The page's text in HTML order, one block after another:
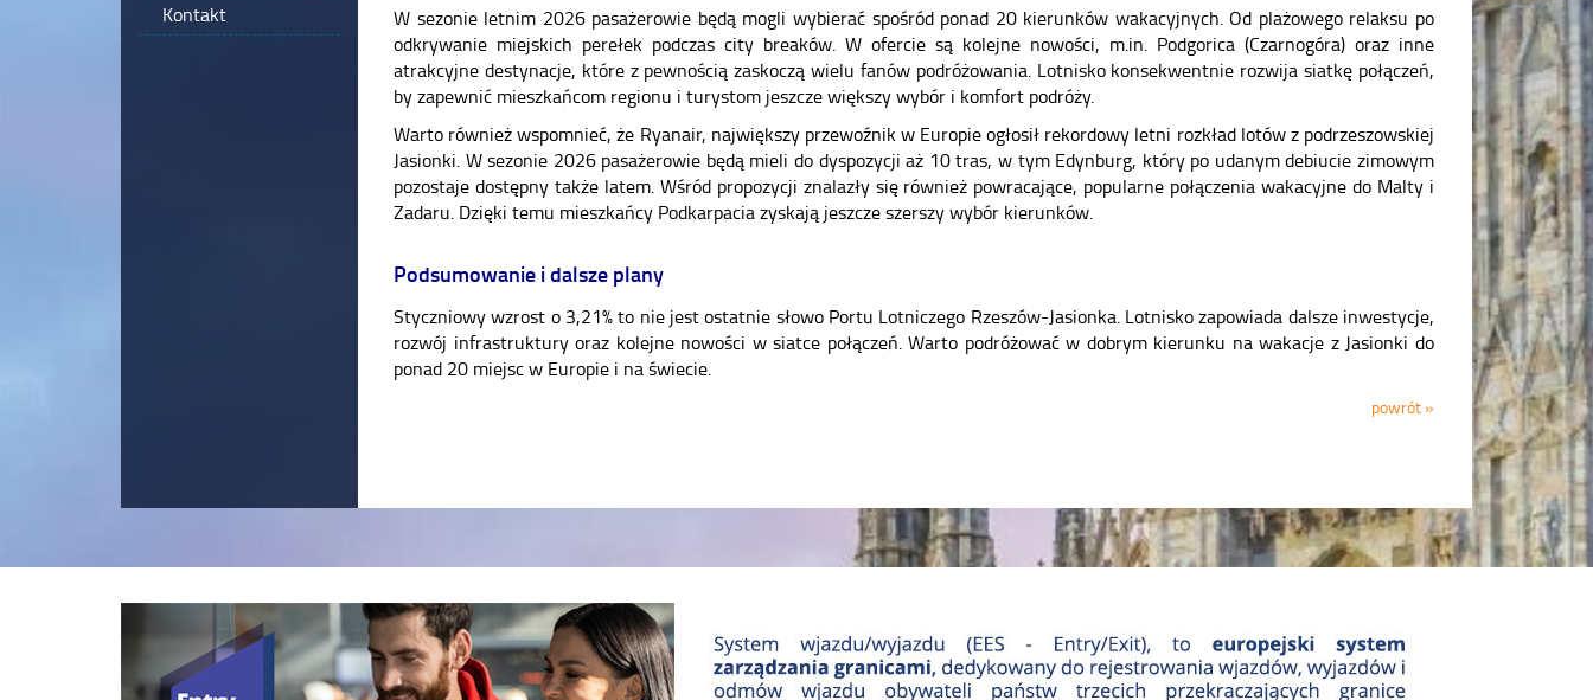
Kontakt
W sezonie letnim 2026 pasażerowie będą mogli wybierać spośród ponad 20 kierunków wakacyjnych. Od plażowego relaksu po
odkrywanie miejskich perełek podczas city breaków. W ofercie są kolejne nowości, m.in. Podgorica (Czarnogóra) oraz inne
atrakcyjne destynacje, które z pewnością zaskoczą wielu fanów podróżowania. Lotnisko konsekwentnie rozwija siatkę połączeń,
by zapewnić mieszkańcom regionu i turystom jeszcze większy wybór i komfort podróży.
Warto również wspomnieć, że Ryanair, największy przewoźnik w Europie ogłosił rekordowy letni rozkład lotów z podrzeszowskiej
Jasionki. W sezonie 2026 pasażerowie będą mieli do dyspozycji aż 10 tras, w tym Edynburg, który po udanym debiucie zimowym
pozostaje dostępny także latem. Wśród propozycji znalazły się również powracające, popularne połączenia wakacyjne do Malty i
Zadaru. Dzięki temu mieszkańcy Podkarpacia zyskają jeszcze szerszy wybór kierunków.
Podsumowanie i dalsze plany
Styczniowy wzrost o 3,21% to nie jest ostatnie słowo Portu Lotniczego Rzeszów-Jasionka. Lotnisko zapowiada dalsze inwestycje,
rozwój infrastruktury oraz kolejne nowości w siatce połączeń. Warto podróżować w dobrym kierunku na wakacje z Jasionki do
ponad 20 miejsc w Europie i na świecie.
powrót »